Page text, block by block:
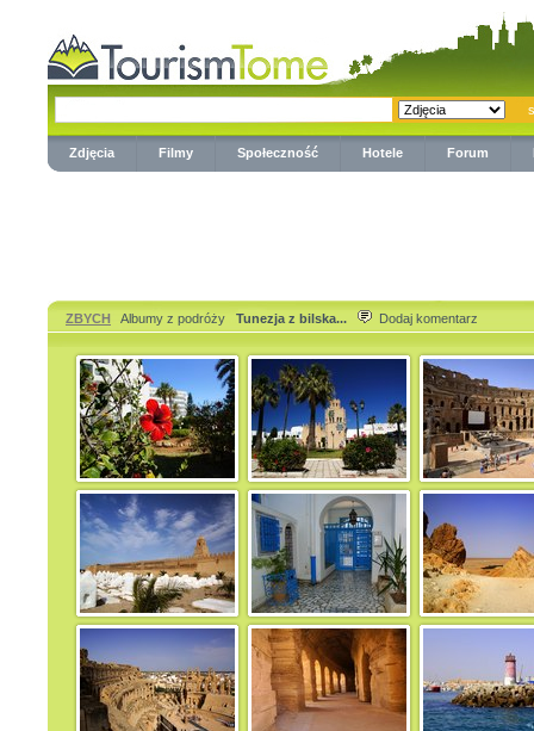
Zdjęcia Filmy Społeczność Hotele Forum
ZBYCH Albumy z podróży Tunezja z bilska... Dodaj komentarz